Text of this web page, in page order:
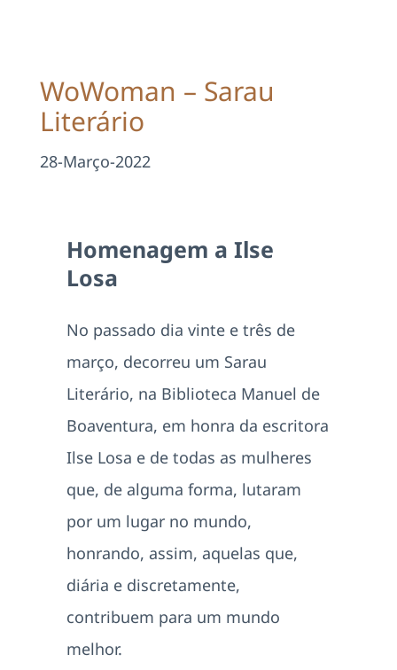
Área Reservada
Pesquisar
WoWoman – Sarau
Literário
28-Março-2022
Homenagem a Ilse
Losa
No passado dia vinte e três de
março, decorreu um Sarau
Literário, na Biblioteca Manuel de
Boaventura, em honra da escritora
Ilse Losa e de todas as mulheres
que, de alguma forma, lutaram
por um lugar no mundo,
honrando, assim, aquelas que,
diária e discretamente,
contribuem para um mundo
melhor.